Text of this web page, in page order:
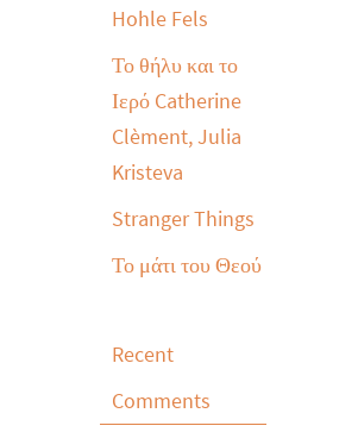
Hohle Fels
Το θήλυ και το
Ιερό Catherine
Clèment, Julia
Kristeva
Stranger Things
Το μάτι του Θεού
Recent
Comments